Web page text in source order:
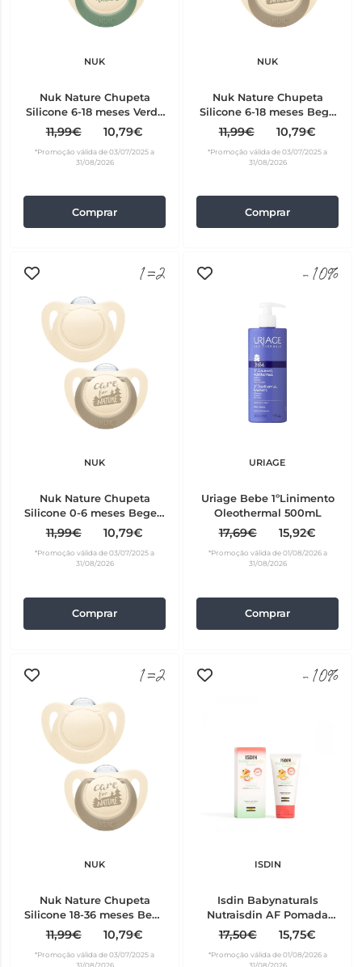
NUK
Nuk Nature Chupeta
Silicone 6-18 meses Verde
2 unidades
11,99€ 10,79€
*Promoção válida de 03/07/2025 a
31/08/2026
Comprar
NUK
Nuk Nature Chupeta
Silicone 6-18 meses Bege
2 unidades
11,99€ 10,79€
*Promoção válida de 03/07/2025 a
31/08/2026
Comprar
1=2
NUK
Nuk Nature Chupeta
Silicone 0-6 meses Bege 2
unidades
11,99€ 10,79€
*Promoção válida de 03/07/2025 a
31/08/2026
Comprar
-10%
URIAGE
Uriage Bebe 1ºLinimento
Oleothermal 500mL
17,69€ 15,92€
*Promoção válida de 01/08/2026 a
31/08/2026
Comprar
1=2
NUK
Nuk Nature Chupeta
Silicone 18-36 meses Bege
2 unidades
11,99€ 10,79€
*Promoção válida de 03/07/2025 a
31/08/2026
-10%
ISDIN
Isdin Babynaturals
Nutraisdin AF Pomada
Reparadora Miconazol 50
17,50€ 15,75€
*Promoção válida de 01/08/2026 a
31/08/2026